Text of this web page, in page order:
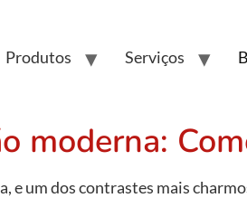
Produtos Serviços
moderna:
e um dos contrastes mais